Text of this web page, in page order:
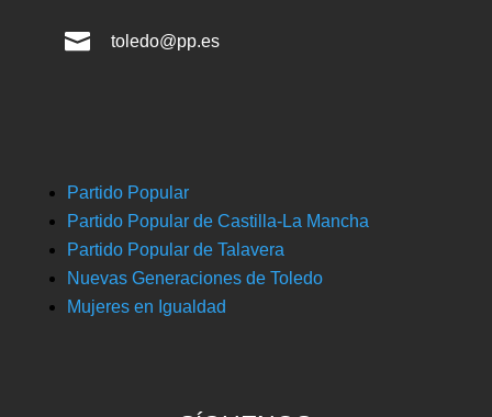
 toledo@pp.es
Partido Popular
Partido Popular de Castilla-La Mancha
Partido Popular de Talavera
Nuevas Generaciones de Toledo
Mujeres en Igualdad